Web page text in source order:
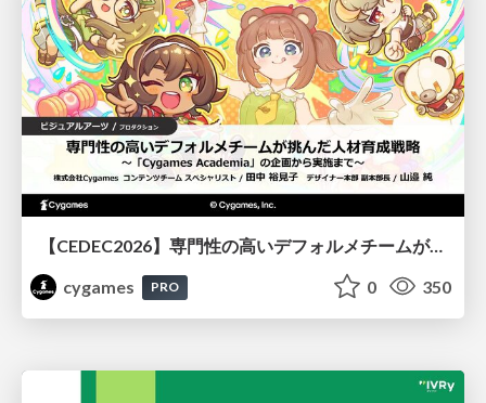
【CEDEC2026】専門性の高いデフォルメチームが挑んだ人材育成戦略 〜Cygames Academiaの企画から実施まで〜
cygames
PRO 0 350